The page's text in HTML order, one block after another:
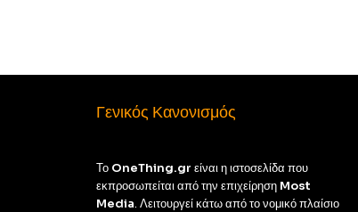
Γενικός Κανονισμός
Το OneThing.gr είναι η ιστοσελίδα που
εκπροσωπείται από την επιχείρηση Most
Media. Λειτουργεί κάτω από το νομικό πλαίσιο